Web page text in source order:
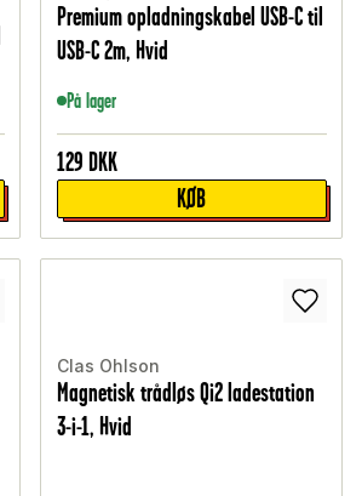
Premium opladningskabel USB-C til
USB-C 2m, Hvid
På lager
129 DKK
KØB
Clas Ohlson
Magnetisk trådløs Qi2 ladestation
3-i-1, Hvid